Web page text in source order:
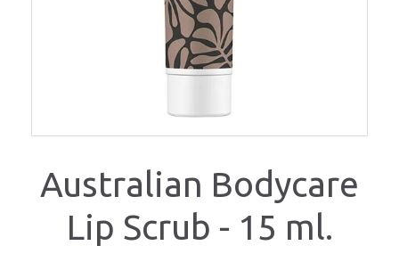
Australian Bodycare
Lip Scrub - 15 ml.